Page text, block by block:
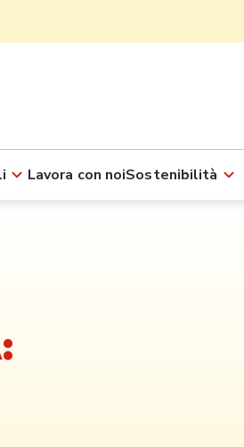
Lavora con noiSostenibilità